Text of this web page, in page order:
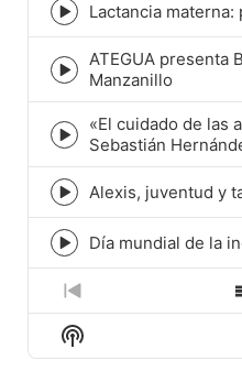
Episode
play
icon
Lactancia
Episode
play
icon
ATEGUA presenta
Manzanillo
Episode
play
icon
«El cuidado de las
Sebastián
Episode
play
icon
Alexis, juventud y
Episode
play
icon
Día mundial de la
Previous
Episode
Show
Podcast